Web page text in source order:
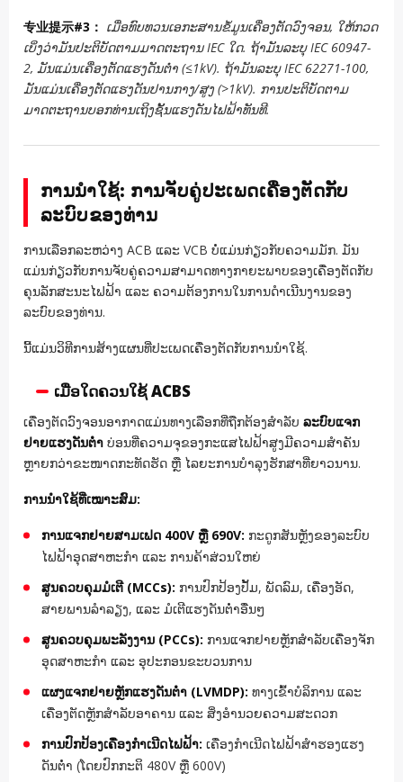
专业提示#3： ເມື່ອທົບທວນເອກະສານຂໍ້ມູນເຄື່ອງຕັດວົງຈອນ, ໃຫ້ກວດ
ເບິ່ງວ່າມັນປະຕິບັດຕາມມາດຕະຖານ IEC ໃດ. ຖ້າມັນລະບຸ IEC 60947-
2, ມັນແມ່ນເຄື່ອງຕັດແຮງດັນຕ່ຳ (≤1kV). ຖ້າມັນລະບຸ IEC 62271-100,
ມັນແມ່ນເຄື່ອງຕັດແຮງດັນປານກາງ/ສູງ (>1kV). ການປະຕິບັດຕາມ
ມາດຕະຖານບອກທ່ານເຖິງຊັ້ນແຮງດັນໄຟຟ້າທັນທີ.
ການນຳໃຊ້: ການຈັບຄູ່ປະເພດເຄື່ອງຕັດກັບ
ລະບົບຂອງທ່ານ
ການເລືອກລະຫວ່າງ ACB ແລະ VCB ບໍ່ແມ່ນກ່ຽວກັບຄວາມມັກ. ມັນ
ແມ່ນກ່ຽວກັບການຈັບຄູ່ຄວາມສາມາດທາງກາຍະພາບຂອງເຄື່ອງຕັດກັບ
ຄຸນລັກສະນະໄຟຟ້າ ແລະ ຄວາມຕ້ອງການໃນການດຳເນີນງານຂອງ
ລະບົບຂອງທ່ານ.
ນີ້ແມ່ນວິທີການສ້າງແຜນທີ່ປະເພດເຄື່ອງຕັດກັບການນຳໃຊ້.
ເມື່ອໃດຄວນໃຊ້ ACBS
ເຄື່ອງຕັດວົງຈອນອາກາດແມ່ນທາງເລືອກທີ່ຖືກຕ້ອງສຳລັບ ລະບົບແຈກ
ຢາຍແຮງດັນຕ່ຳ ບ່ອນທີ່ຄວາມຈຸຂອງກະແສໄຟຟ້າສູງມີຄວາມສຳຄັນ
ຫຼາຍກວ່າຂະໜາດກະທັດຮັດ ຫຼື ໄລຍະການບຳລຸງຮັກສາທີ່ຍາວນານ.
ການນຳໃຊ້ທີ່ເໝາະສົມ:
ການແຈກຢາຍສາມເຟດ 400V ຫຼື 690V: ກະດູກສັນຫຼັງຂອງລະບົບ
ໄຟຟ້າອຸດສາຫະກຳ ແລະ ການຄ້າສ່ວນໃຫຍ່
ສູນຄວບຄຸມມໍເຕີ (MCCs): ການປົກປ້ອງປັ້ມ, ພັດລົມ, ເຄື່ອງອັດ,
ສາຍພານລຳລຽງ, ແລະ ມໍເຕີແຮງດັນຕ່ຳອື່ນໆ
ສູນຄວບຄຸມພະລັງງານ (PCCs): ການແຈກຢາຍຫຼັກສຳລັບເຄື່ອງຈັກ
ອຸດສາຫະກຳ ແລະ ອຸປະກອນຂະບວນການ
ແຜງແຈກຢາຍຫຼັກແຮງດັນຕ່ຳ (LVMDP): ທາງເຂົ້າບໍລິການ ແລະ
ເຄື່ອງຕັດຫຼັກສຳລັບອາຄານ ແລະ ສິ່ງອຳນວຍຄວາມສະດວກ
ການປົກປ້ອງເຄື່ອງກຳເນີດໄຟຟ້າ: ເຄື່ອງກຳເນີດໄຟຟ້າສຳຮອງແຮງ
ດັນຕ່ຳ (ໂດຍປົກກະຕິ 480V ຫຼື 600V)